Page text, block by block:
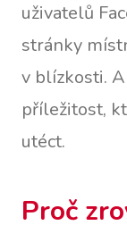
uživatelů
stránky
v blízkosti.
příležitost,
utéct.
Proč